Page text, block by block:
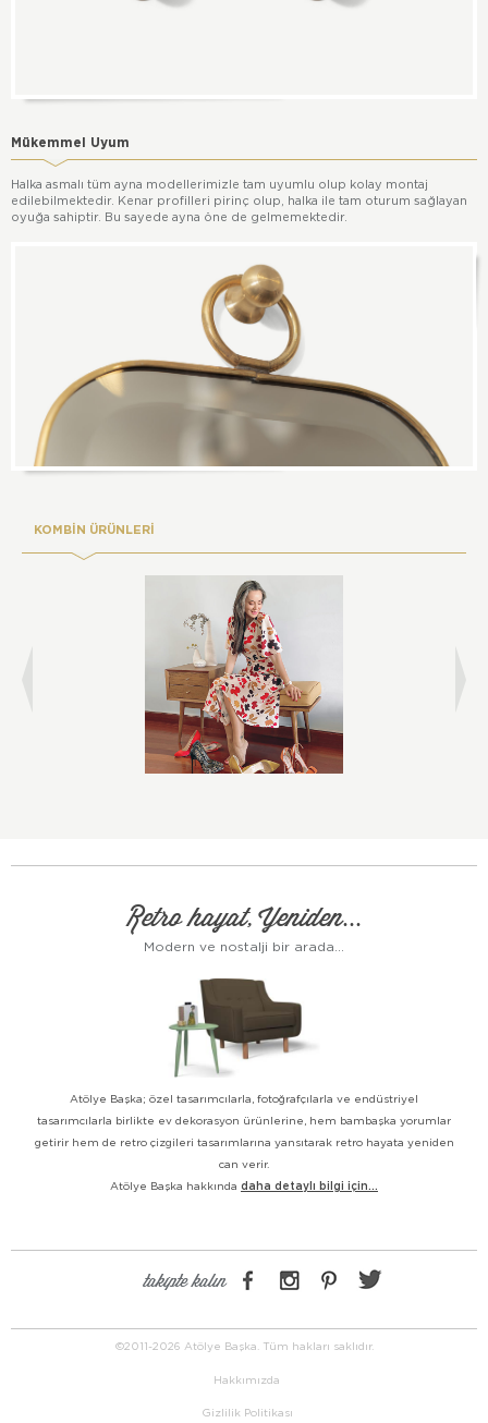
Mükemmel Uyum
Halka asmalı tüm ayna modellerimizle tam uyumlu olup kolay montaj
edilebilmektedir. Kenar profilleri pirinç olup, halka ile tam oturum sağlayan
oyuğa sahiptir. Bu sayede ayna öne de gelmemektedir.
KOMBİN ÜRÜNLERİ
Retro hayat, Yeniden...
Modern ve nostalji bir arada...
Atölye Başka; özel tasarımcılarla, fotoğrafçılarla ve endüstriyel
tasarımcılarla birlikte ev dekorasyon ürünlerine, hem bambaşka yorumlar
getirir hem de retro çizgileri tasarımlarına yansıtarak retro hayata yeniden
can verir.
Atölye Başka hakkında daha detaylı bilgi için...
takipte kalın
©2011-2026 Atölye Başka. Tüm hakları saklıdır.
Hakkımızda
Gizlilik Politikası